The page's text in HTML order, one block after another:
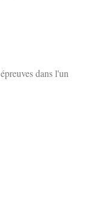
dans l'un